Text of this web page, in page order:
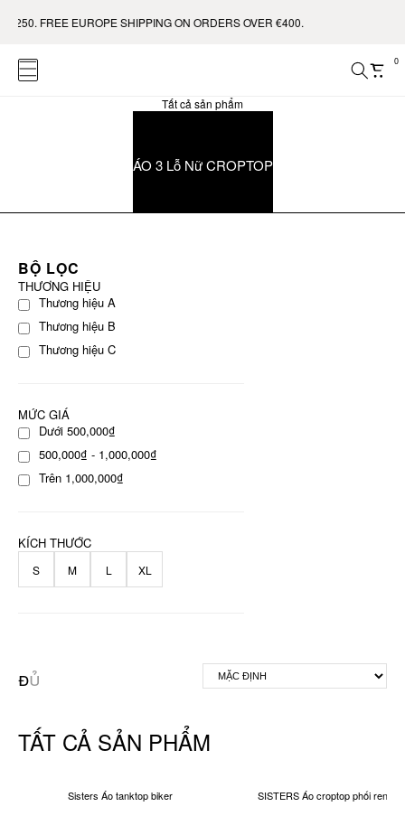
FREE EUROPE SHIPPING ON ORDERS OVER €400.
0
Tất cả sản phẩm
ÁO 3 Lỗ Nữ CROPTOP
BỘ LỌC
THƯƠNG HIỆU
Thương hiệu A
Thương hiệu B
Thương hiệu C
MỨC GIÁ
Dưới 500,000₫
500,000₫ - 1,000,000₫
Trên 1,000,000₫
KÍCH THƯỚC
S M L XL
TẤT CẢ SẢN PHẨM
Sisters Áo tanktop biker SISTERS Áo croptop phối ren